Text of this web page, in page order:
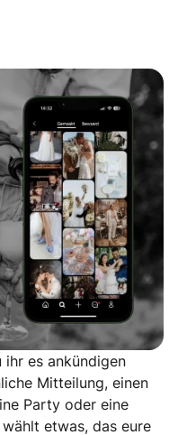
unser Hochzeits-
es ankündigen
Mitteilung, einen
Party oder eine
etwas, das eure